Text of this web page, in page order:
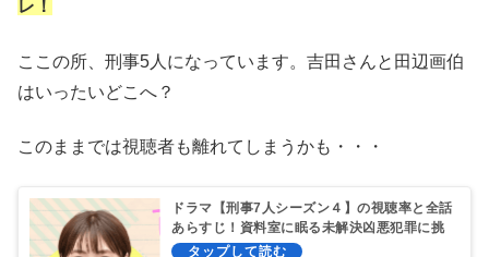
レ！
ここの所、刑事5人になっています。吉田さんと田辺画伯
はいったいどこへ？
このままでは視聴者も離れてしまうかも・・・
ドラマ【刑事7人シーズン４】の視聴率と全話
あらすじ！資料室に眠る未解決凶悪犯罪に挑
む！